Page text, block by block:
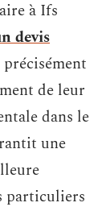
à Ifs
devis
de leur
dans le
une
particuliers